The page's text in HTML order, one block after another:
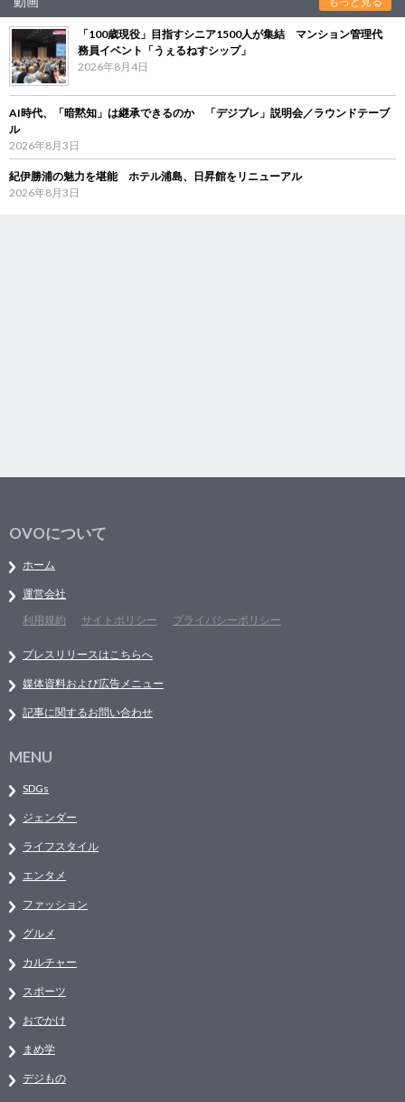
「100歳現役」目指すシニア1500人が集結 マンション管理代
務員イベント「うぇるねすシップ」
2026年8月4日
AI時代、「暗黙知」は継承できるのか 「デジブレ」説明会／ラウンドテーブ
ル
2026年8月3日
紀伊勝浦の魅力を堪能 ホテル浦島、日昇館をリニューアル
2026年8月3日
OVOについて
ホーム
運営会社
利用規約
サイトポリシー プライバシーポリシー
プレスリリースはこちらへ
媒体資料および広告メニュー
記事に関するお問い合わせ
MENU
SDGs
ジェンダー
ライフスタイル
エンタメ
ファッション
グルメ
カルチャー
スポーツ
おでかけ
まめ学
デジもの